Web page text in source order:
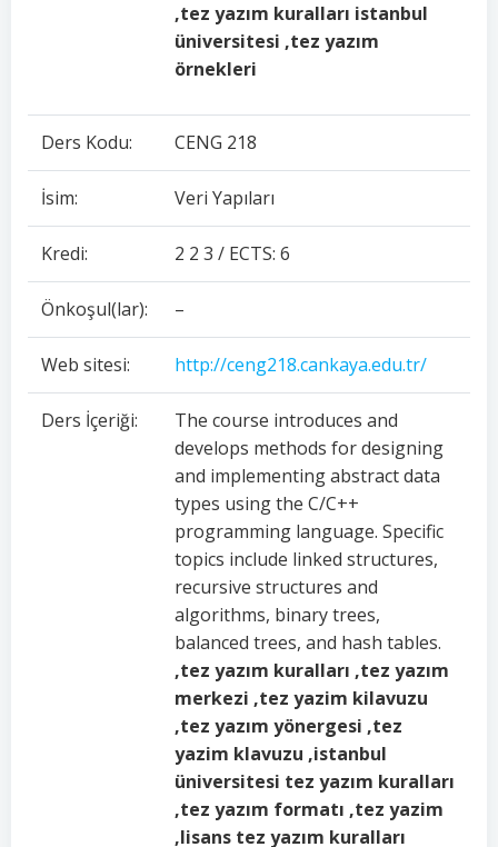
,tez yazım kuralları istanbul
üniversitesi ,tez yazım
örnekleri
Ders Kodu: CENG 218
İsim: Veri Yapıları
Kredi: 2 2 3 / ECTS: 6
Önkoşul(lar): –
Web sitesi: http://ceng218.cankaya.edu.tr/
Ders İçeriği:
The course introduces and
develops methods for designing
and implementing abstract data
types using the C/C++
programming language. Specific
topics include linked structures,
recursive structures and
algorithms, binary trees,
balanced trees, and hash tables.
,tez yazım kuralları ,tez yazım
merkezi ,tez yazim kilavuzu
,tez yazım yönergesi ,tez
yazim klavuzu ,istanbul
üniversitesi tez yazım kuralları
,tez yazım formatı ,tez yazim
,lisans tez yazım kuralları